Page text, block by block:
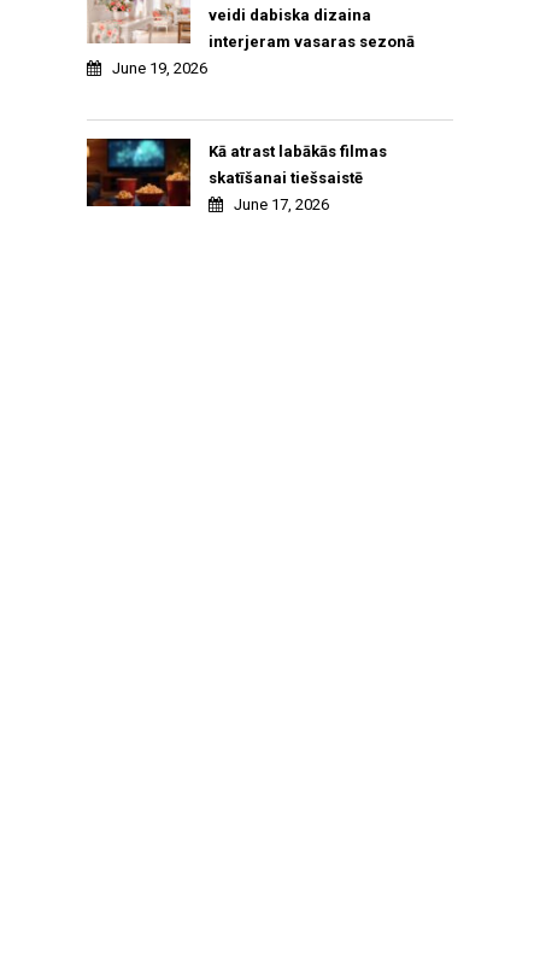
veidi dabiska dizaina
interjeram vasaras sezonā
June 19, 2026
Kā atrast labākās filmas
skatīšanai tiešsaistē
June 17, 2026